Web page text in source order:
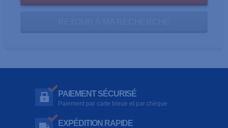
PAIEMENT SÉCURISÉ
Paiement par carte bleue et par chèque
EXPÉDITION RAPIDE